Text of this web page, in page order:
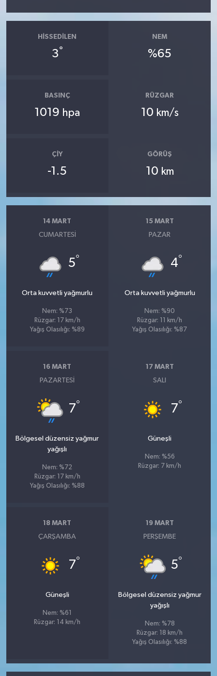
HISSEDILEN
3°
NEM
%65
BASINÇ
1019 hpa
RÜZGAR
10 km/s
ÇIY
-1.5
GÖRÜŞ
10 km
14 MART
CUMARTESI
5°
Orta kuvvetli yağmurlu
Nem: %73
Rüzgar: 17 km/h
Yağış Olasılığı: %89
15 MART
PAZAR
4°
Orta kuvvetli yağmurlu
Nem: %90
Rüzgar: 11 km/h
Yağış Olasılığı: %87
16 MART
PAZARTESI
7°
Bölgesel düzensiz yağmur
yağışlı
Nem: %72
Rüzgar: 17 km/h
Yağış Olasılığı: %88
17 MART
SALI
7°
Güneşli
Nem: %56
Rüzgar: 7 km/h
18 MART
ÇARŞAMBA
7°
Güneşli
Nem: %61
Rüzgar: 14 km/h
19 MART
PERŞEMBE
5°
Bölgesel düzensiz yağmur
yağışlı
Nem: %78
Rüzgar: 18 km/h
Yağış Olasılığı: %88